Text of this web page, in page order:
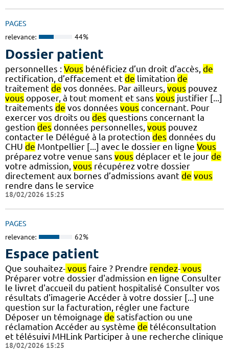
PAGES
relevance: 44%
Dossier patient
personnelles : Vous bénéficiez d’un droit d’accès, de
rectification, d’effacement et de limitation de
traitement de vos données. Par ailleurs, vous pouvez
vous opposer, à tout moment et sans vous justifier [...]
traitements de vos données vous concernant. Pour
exercer vos droits ou des questions concernant la
gestion des données personnelles, vous pouvez
contacter le Délégué à la protection des données du
CHU de Montpellier [...] avec le dossier en ligne Vous
préparez votre venue sans vous déplacer et le jour de
votre admission, vous récupérez votre dossier
directement aux bornes d’admissions avant de vous
rendre dans le service
18/02/2026 15:25
PAGES
relevance: 62%
Espace patient
Que souhaitez- vous faire ? Prendre rendez- vous
Préparer votre dossier d'admission en ligne Consulter
le livret d'accueil du patient hospitalisé Consulter vos
résultats d'imagerie Accéder à votre dossier [...] une
question sur la facturation, régler une facture
Déposer un témoignage de satisfaction ou une
réclamation Accéder au système de téléconsultation
et télésuivi MHLink Participer à une recherche clinique
18/02/2026 15:25